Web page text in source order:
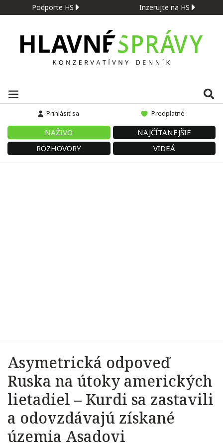
Podporte HS Inzerujte na HS
Prihlásiť sa Predplatné
NAŽIVO
NAJČÍTANEJŠIE
ROZHOVORY
VIDEÁ
Asymetrická odpoveď
Ruska na útoky amerických
lietadiel – Kurdi sa zastavili
a odovzdávajú získané
územia Asadovi